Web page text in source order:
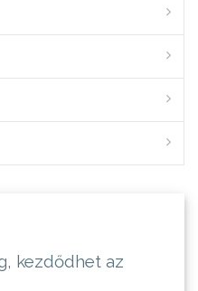
kezdődhet az